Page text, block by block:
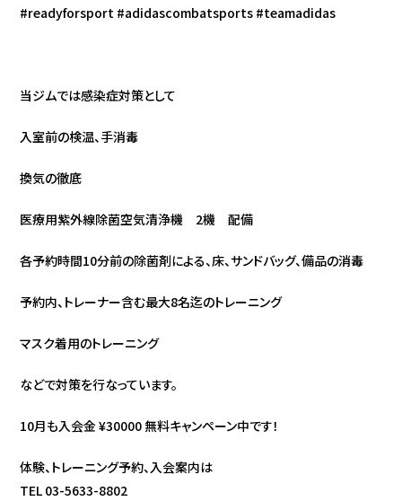
#readyforsport #adidascombatsports #teamadidas
当ジムでは感染症対策として
入室前の検温、手消毒
換気の徹底
医療用紫外線除菌空気清浄機 2機 配備
各予約時間10分前の除菌剤による、床、サンドバッグ、備品の消毒
予約内、トレーナー含む最大8名迄のトレーニング
マスク着用のトレーニング
などで対策を行なっています。
10月も入会金 ¥30000 無料キャンペーン中です！
体験、トレーニング予約、入会案内は
TEL 03-5633-8802